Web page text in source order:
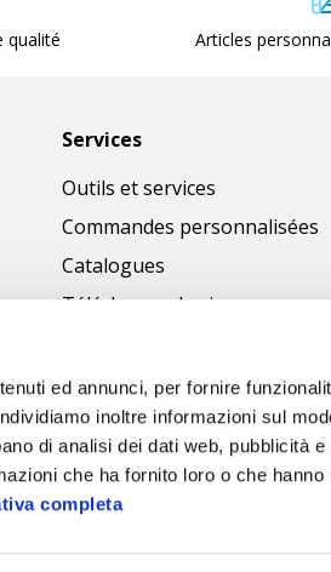
ed annunci, per fornire
inoltre informazioni sul
di analisi dei dati web, pubblicità
che ha fornito loro o che
completa
qualité Articles
Services
Outils et services
Commandes personnalisées
Catalogues
Télécharger les images